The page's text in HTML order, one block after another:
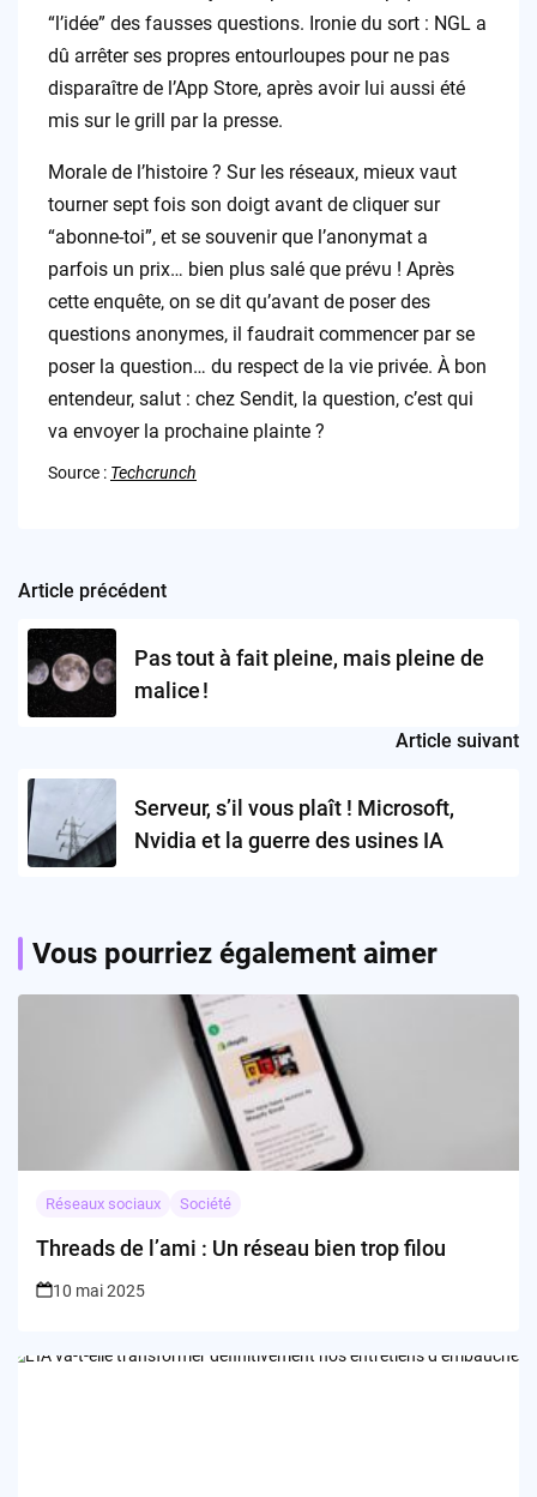
“l’idée” des fausses questions. Ironie du sort : NGL a
dû arrêter ses propres entourloupes pour ne pas
disparaître de l’App Store, après avoir lui aussi été
mis sur le grill par la presse.
Morale de l’histoire ? Sur les réseaux, mieux vaut
tourner sept fois son doigt avant de cliquer sur
“abonne-toi”, et se souvenir que l’anonymat a
parfois un prix… bien plus salé que prévu ! Après
cette enquête, on se dit qu’avant de poser des
questions anonymes, il faudrait commencer par se
poser la question… du respect de la vie privée. À bon
entendeur, salut : chez Sendit, la question, c’est qui
va envoyer la prochaine plainte ?
Source : Techcrunch
Post
navigation
Article précédent
Pas tout à fait pleine, mais pleine de
malice !
Article suivant
Serveur, s’il vous plaît ! Microsoft,
Nvidia et la guerre des usines IA
Vous pourriez également aimer
Réseaux sociaux Société
Threads de l’ami : Un réseau bien trop filou
10 mai 2025